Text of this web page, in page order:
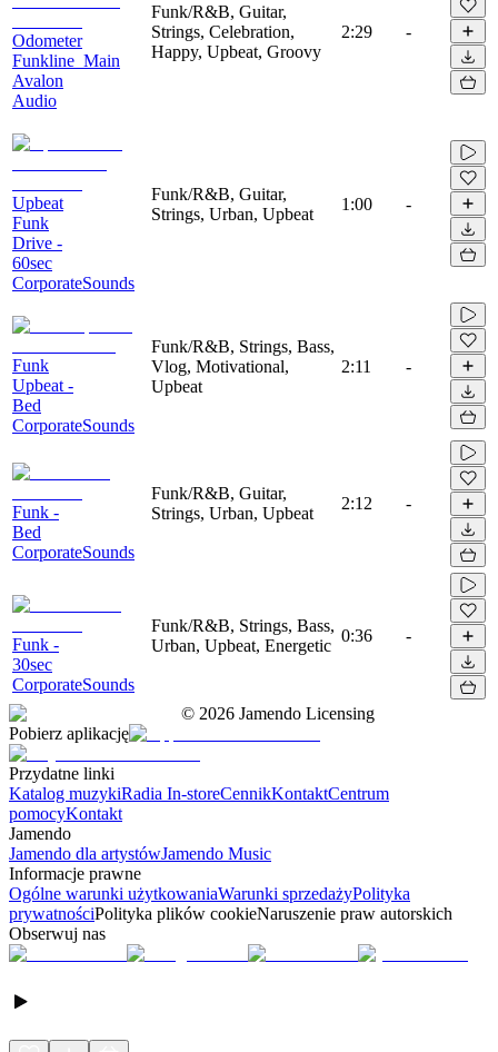
Odometer
Funkline_Main
Avalon
Audio
Funk/R&B, Guitar,
Strings, Celebration,
Happy, Upbeat, Groovy
2:29 -
Upbeat
Funk
Drive -
60sec
CorporateSounds
Funk/R&B, Guitar,
Strings, Urban, Upbeat
1:00 -
Funk
Upbeat -
Bed
CorporateSounds
Funk/R&B, Strings, Bass,
Vlog, Motivational,
Upbeat
2:11 -
Funk -
Bed
CorporateSounds
Funk/R&B, Guitar,
Strings, Urban, Upbeat
2:12 -
Funk -
30sec
CorporateSounds
Funk/R&B, Strings, Bass,
Urban, Upbeat, Energetic
0:36 -
© 2026 Jamendo Licensing
Pobierz aplikację
Przydatne linki
Katalog muzykiRadia In-storeCennikKontaktCentrum
pomocyKontakt
Jamendo
Jamendo dla artystówJamendo Music
Informacje prawne
Ogólne warunki użytkowaniaWarunki sprzedażyPolityka
prywatnościPolityka plików cookieNaruszenie praw autorskich
Obserwuj nas